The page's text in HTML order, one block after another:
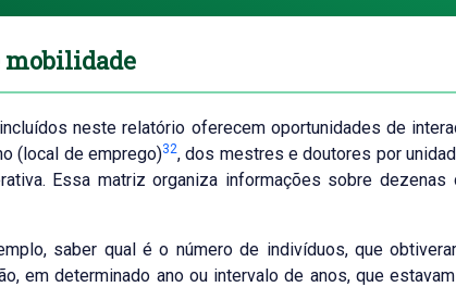
mobilidade
neste relatório oferecem oportunidades de
(local de emprego)32, dos mestres e doutores por
Essa matriz organiza informações sobre
saber qual é o número de indivíduos, que
em determinado ano ou intervalo de anos, que